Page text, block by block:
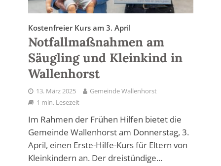
Kostenfreier Kurs am 3. April
Notfallmaßnahmen am
Säugling und Kleinkind in
Wallenhorst
13. März 2025
Gemeinde Wallenhorst
1 min. Lesezeit
Im Rahmen der Frühen Hilfen bietet die
Gemeinde Wallenhorst am Donnerstag, 3.
April, einen Erste-Hilfe-Kurs für Eltern von
Kleinkindern an. Der dreistündige...